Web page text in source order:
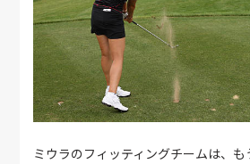
ミウラのフィッティングチームは、